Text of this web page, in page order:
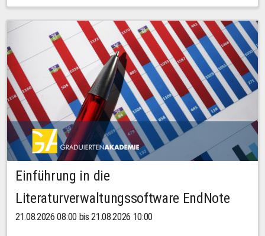
Einführung in die
Literaturverwaltungssoftware EndNote
21.08.2026 08:00 bis 21.08.2026 10:00